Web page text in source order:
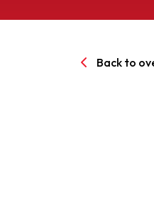
Back to